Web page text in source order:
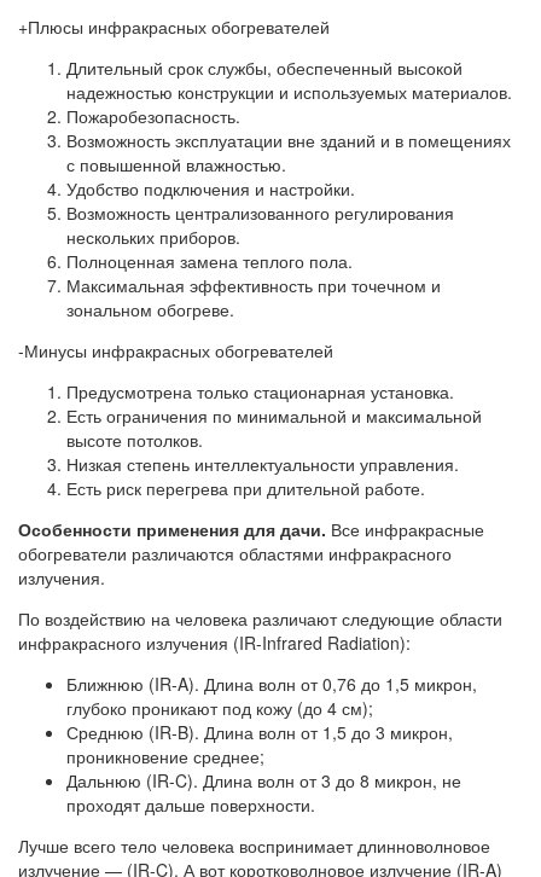
+Плюсы инфракрасных обогревателей
Длительный срок службы, обеспеченный высокой
надежностью конструкции и используемых материалов.
Пожаробезопасность.
Возможность эксплуатации вне зданий и в помещениях
с повышенной влажностью.
Удобство подключения и настройки.
Возможность централизованного регулирования
нескольких приборов.
Полноценная замена теплого пола.
Максимальная эффективность при точечном и
зональном обогреве.
-Минусы инфракрасных обогревателей
Предусмотрена только стационарная установка.
Есть ограничения по минимальной и максимальной
высоте потолков.
Низкая степень интеллектуальности управления.
Есть риск перегрева при длительной работе.
Особенности применения для дачи. Все инфракрасные
обогреватели различаются областями инфракрасного
излучения.
По воздействию на человека различают следующие области
инфракрасного излучения (IR-Infrared Radiation):
Ближнюю (IR-A). Длина волн от 0,76 до 1,5 микрон,
глубоко проникают под кожу (до 4 см);
Среднюю (IR-B). Длина волн от 1,5 до 3 микрон,
проникновение среднее;
Дальнюю (IR-C). Длина волн от 3 до 8 микрон, не
проходят дальше поверхности.
Лучше всего тело человека воспринимает длинноволновое
излучение — (IR-C). А вот коротковолновое излучение (IR-A)